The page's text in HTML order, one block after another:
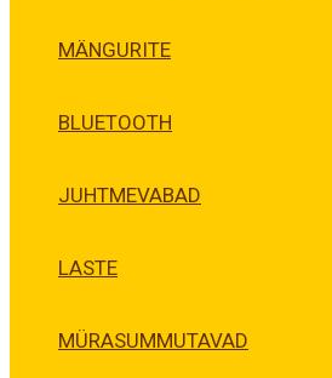
MÄNGURITE
BLUETOOTH
JUHTMEVABAD
LASTE
MÜRASUMMUTAVAD